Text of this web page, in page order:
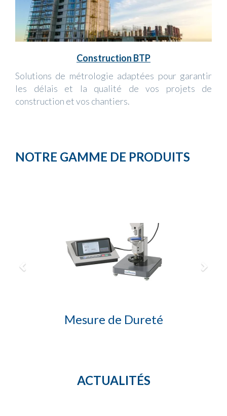
Construction BTP
Solutions de métrologie adaptées pour garantir
les délais et la qualité de vos projets de
construction et vos chantiers.
NOTRE GAMME DE PRODUITS
Mesure de Dureté
ACTUALITÉS